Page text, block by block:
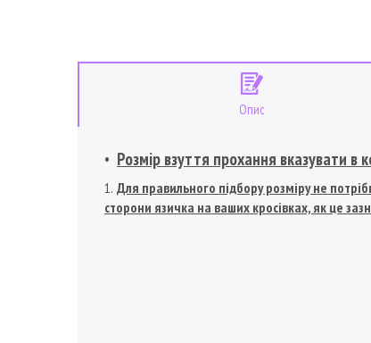
Опис
Розмір взуття прохання вказувати в
Для правильного підбору розміру не
сторони язичка на ваших кросівках, як це